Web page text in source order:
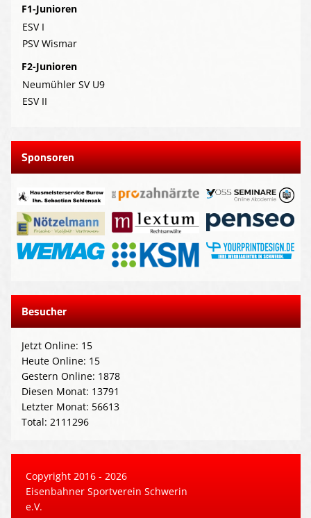
F1-Junioren
ESV I
PSV Wismar
F2-Junioren
Neumühler SV U9
ESV II
Sponsoren
Besucher
Jetzt Online: 15
Heute Online: 15
Gestern Online: 1878
Diesen Monat: 13791
Letzter Monat: 56613
Total: 2111296
Copyright 2016 - 2026
Eisenbahner Sportverein Schwerin
e.V.